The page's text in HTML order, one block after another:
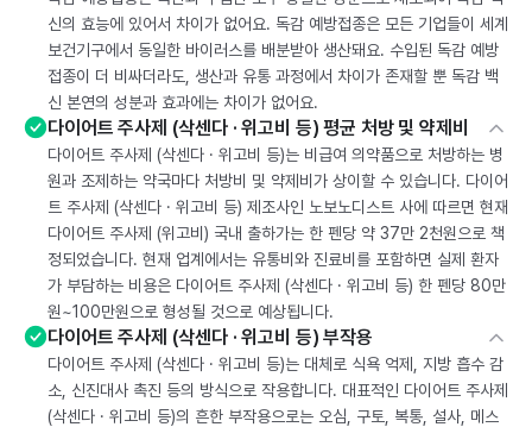
신의 효능에 있어서 차이가 없어요. 독감 예방접종은 모든 기업들이 세계
보건기구에서 동일한 바이러스를 배분받아 생산돼요. 수입된 독감 예방
접종이 더 비싸더라도, 생산과 유통 과정에서 차이가 존재할 뿐 독감 백
신 본연의 성분과 효과에는 차이가 없어요.
다이어트 주사제 (삭센다 · 위고비 등) 평균 처방 및 약제비
다이어트 주사제 (삭센다 · 위고비 등)는 비급여 의약품으로 처방하는 병
원과 조제하는 약국마다 처방비 및 약제비가 상이할 수 있습니다. 다이어
트 주사제 (삭센다 · 위고비 등) 제조사인 노보노디스트 사에 따르면 현재
다이어트 주사제 (위고비) 국내 출하가는 한 펜당 약 37만 2천원으로 책
정되었습니다. 현재 업계에서는 유통비와 진료비를 포함하면 실제 환자
가 부담하는 비용은 다이어트 주사제 (삭센다 · 위고비 등) 한 펜당 80만
원~100만원으로 형성될 것으로 예상됩니다.
다이어트 주사제 (삭센다 · 위고비 등) 부작용
다이어트 주사제 (삭센다 · 위고비 등)는 대체로 식욕 억제, 지방 흡수 감
소, 신진대사 촉진 등의 방식으로 작용합니다. 대표적인 다이어트 주사제
(삭센다 · 위고비 등)의 흔한 부작용으로는 오심, 구토, 복통, 설사, 메스